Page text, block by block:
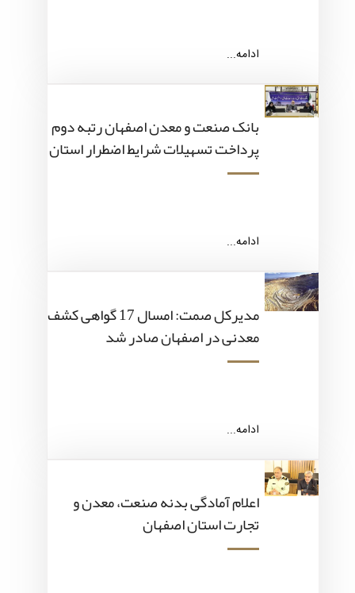
ادامه...
بانک صنعت و معدن اصفهان رتبه دوم
پرداخت تسهیلات شرایط اضطرار استان
ادامه...
مدیرکل صمت: امسال 17 گواهی کشف
معدنی در اصفهان صادر شد
ادامه...
اعلام آمادگی بدنه صنعت، معدن و
تجارت استان اصفهان